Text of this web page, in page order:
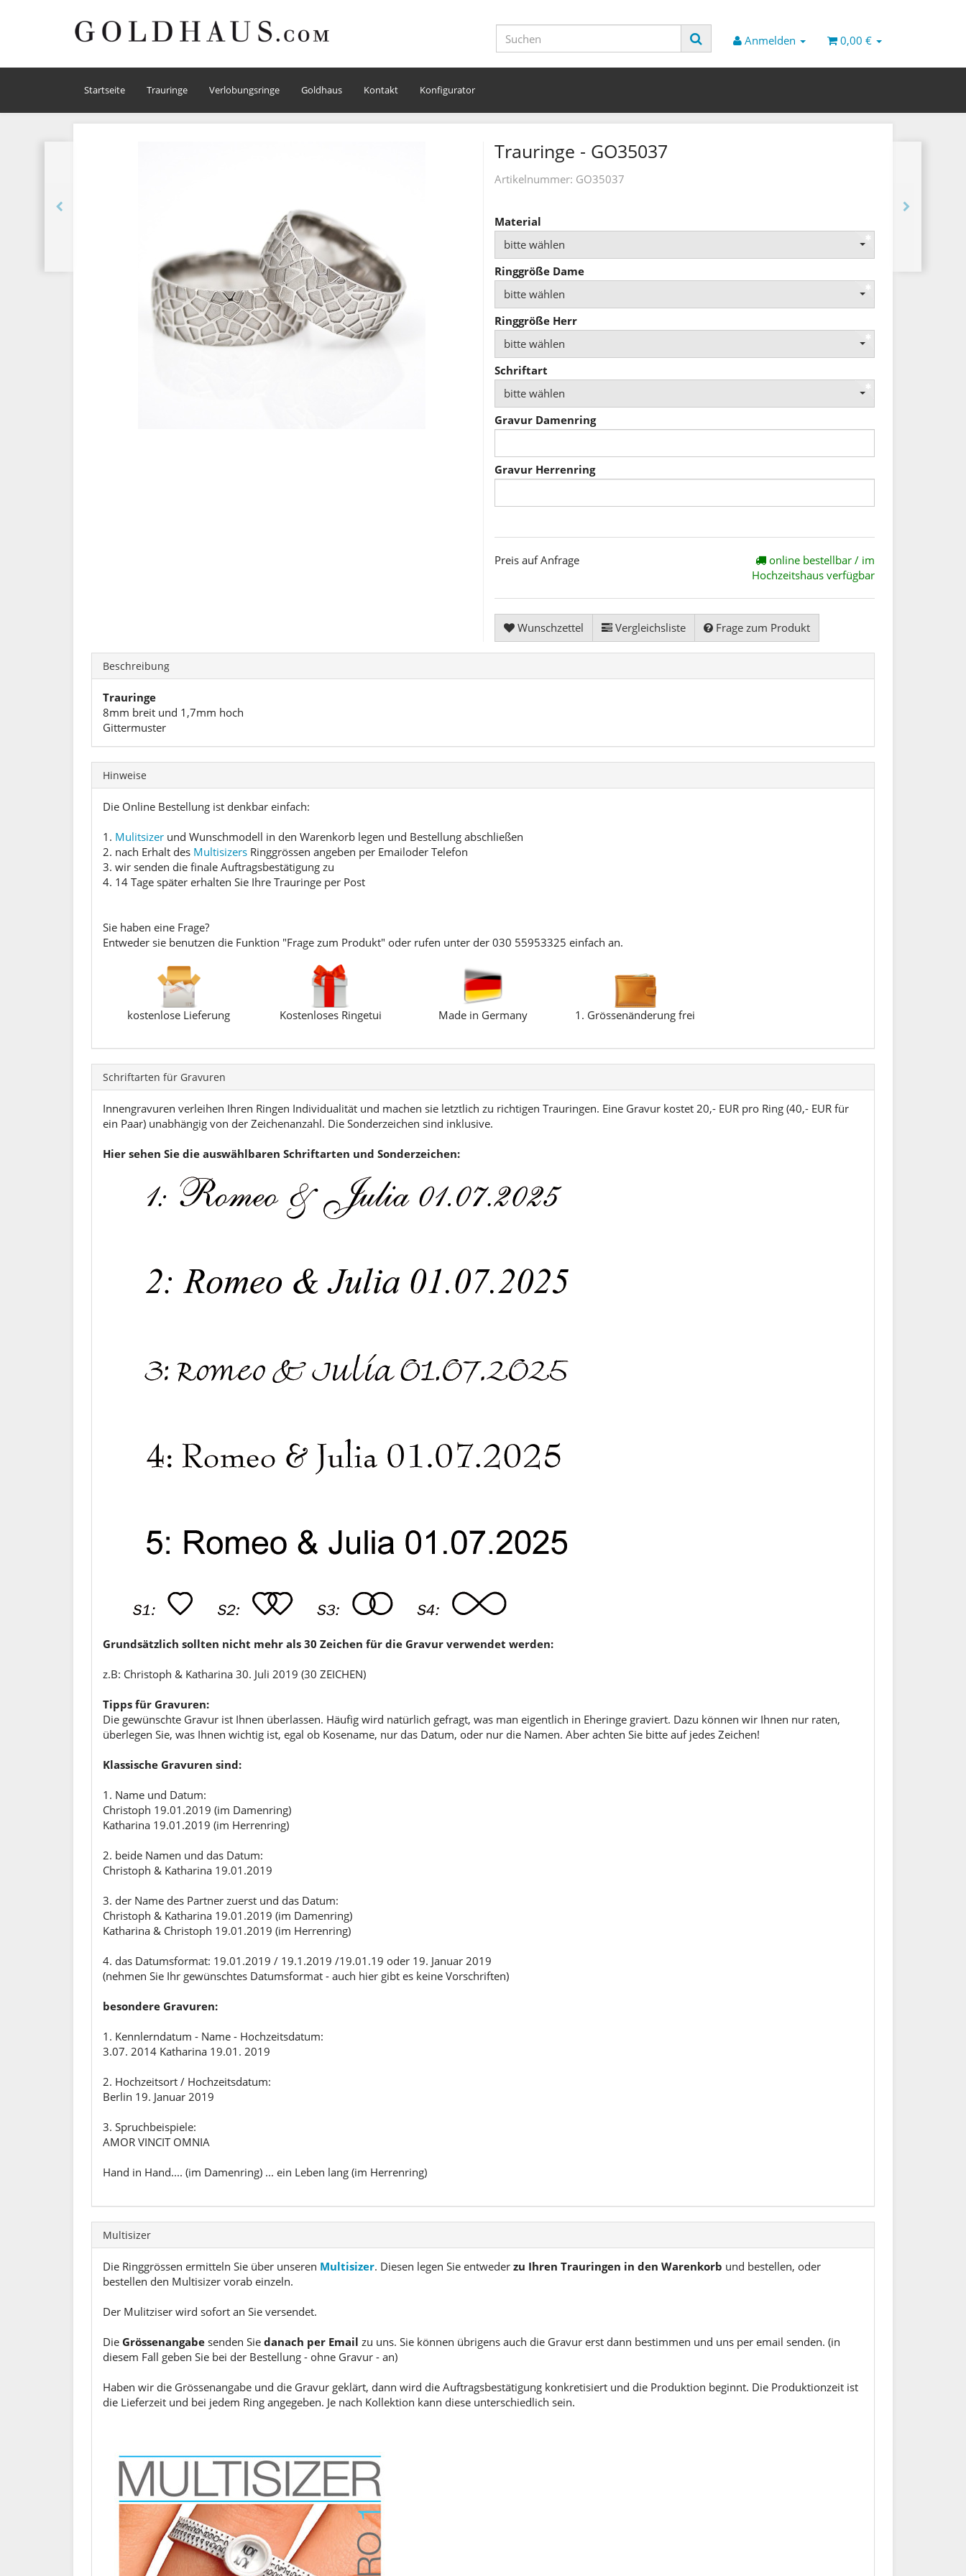
Anmelden 0,00 €
Startseite Trauringe Verlobungsringe Goldhaus Kontakt Konfigurator
Trauringe - GO35037
Artikelnummer: GO35037
Material
bitte wählen
Ringgröße Dame
bitte wählen
Ringgröße Herr
bitte wählen
Schriftart
bitte wählen
Gravur Damenring
Gravur Herrenring
Preis auf Anfrage
online bestellbar / im
Hochzeitshaus verfügbar
Wunschzettel Vergleichsliste Frage zum Produkt
Beschreibung
Trauringe
8mm breit und 1,7mm hoch
Gittermuster
Hinweise
Die Online Bestellung ist denkbar einfach:
1. Mulitsizer und Wunschmodell in den Warenkorb legen und Bestellung abschließen
2. nach Erhalt des Multisizers Ringgrössen angeben per Emailoder Telefon
3. wir senden die finale Auftragsbestätigung zu
4. 14 Tage später erhalten Sie Ihre Trauringe per Post
Sie haben eine Frage?
Entweder sie benutzen die Funktion "Frage zum Produkt" oder rufen unter der 030 55953325 einfach an.
kostenlose Lieferung Kostenloses Ringetui Made in Germany 1. Grössenänderung frei
Schriftarten für Gravuren
Innengravuren verleihen Ihren Ringen Individualität und machen sie letztlich zu richtigen Trauringen. Eine Gravur kostet 20,- EUR pro Ring (40,- EUR für
ein Paar) unabhängig von der Zeichenanzahl. Die Sonderzeichen sind inklusive.
Hier sehen Sie die auswählbaren Schriftarten und Sonderzeichen:
Grundsätzlich sollten nicht mehr als 30 Zeichen für die Gravur verwendet werden:
z.B: Christoph & Katharina 30. Juli 2019 (30 ZEICHEN)
Tipps für Gravuren:
Die gewünschte Gravur ist Ihnen überlassen. Häufig wird natürlich gefragt, was man eigentlich in Eheringe graviert. Dazu können wir Ihnen nur raten,
überlegen Sie, was Ihnen wichtig ist, egal ob Kosename, nur das Datum, oder nur die Namen. Aber achten Sie bitte auf jedes Zeichen!
Klassische Gravuren sind:
1. Name und Datum:
Christoph 19.01.2019 (im Damenring)
Katharina 19.01.2019 (im Herrenring)
2. beide Namen und das Datum:
Christoph & Katharina 19.01.2019
3. der Name des Partner zuerst und das Datum:
Christoph & Katharina 19.01.2019 (im Damenring)
Katharina & Christoph 19.01.2019 (im Herrenring)
4. das Datumsformat: 19.01.2019 / 19.1.2019 /19.01.19 oder 19. Januar 2019
(nehmen Sie Ihr gewünschtes Datumsformat - auch hier gibt es keine Vorschriften)
besondere Gravuren:
1. Kennlerndatum - Name - Hochzeitsdatum:
3.07. 2014 Katharina 19.01. 2019
2. Hochzeitsort / Hochzeitsdatum:
Berlin 19. Januar 2019
3. Spruchbeispiele:
AMOR VINCIT OMNIA
Hand in Hand.... (im Damenring) ... ein Leben lang (im Herrenring)
Multisizer
Die Ringgrössen ermitteln Sie über unseren Multisizer. Diesen legen Sie entweder zu Ihren Trauringen in den Warenkorb und bestellen, oder
bestellen den Multisizer vorab einzeln.
Der Mulitziser wird sofort an Sie versendet.
Die Grössenangabe senden Sie danach per Email zu uns. Sie können übrigens auch die Gravur erst dann bestimmen und uns per email senden. (in
diesem Fall geben Sie bei der Bestellung - ohne Gravur - an)
Haben wir die Grössenangabe und die Gravur geklärt, dann wird die Auftragsbestätigung konkretisiert und die Produktion beginnt. Die Produktionzeit ist
die Lieferzeit und bei jedem Ring angegeben. Je nach Kollektion kann diese unterschiedlich sein.